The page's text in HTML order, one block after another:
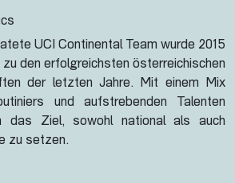
UCI Continental Team wurde 2015
den erfolgreichsten österreichischen
der letzten Jahre. Mit einem Mix
und aufstrebenden Talenten
das Ziel, sowohl national als auch
zu setzen.